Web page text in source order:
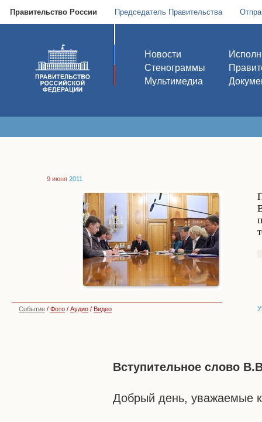
Правительство России Председатель Правительства
Новости
Стенограммы
Мультимедиа
9 июня 2011
Событие / Фото / Аудио / Видео
Вступительное слово
Добрый день, уважаемые